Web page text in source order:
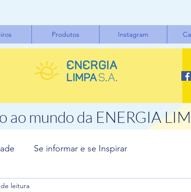
Produtos Instagram
ao mundo da ENERGIA
Se informar e se Inspirar
leitura